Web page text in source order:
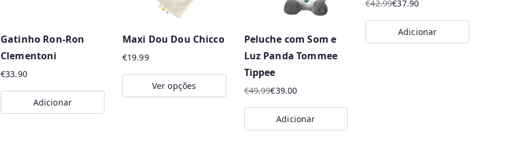
be
chosen
on
the
product
Gatinho Ron-Ron
Clementoni
€33.90
Adicionar
Maxi Dou Dou Chicco
€19.99
Ver opções
Peluche com Som e
Luz Panda Tommee
Tippee
€49.99
O
preço
original
€39.00
O
preço
atual
Adicionar
€42.99
O
preço
original
€37.90
O
preço
atual
Adicionar